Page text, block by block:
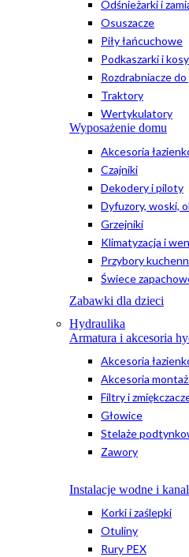
Odśnieżarki i
Osuszacze
Piły łańcuchowe
Podkaszarki i kosy
Rozdrabniacze do
Traktory
Wertykulatory
Wyposażenie domu
Akcesoria
Czajniki
Dekodery i piloty
Dyfuzory, woski,
Grzejniki
Klimatyzacja i
Przybory
Świece
Zabawki dla dzieci
Hydraulika
Armatura i akcesoria
Akcesoria
Akcesoria
Filtry i
Głowice
Stelaże
Zawory
Instalacje wodne i
Korki i zaślepki
Otuliny
Rury PEX